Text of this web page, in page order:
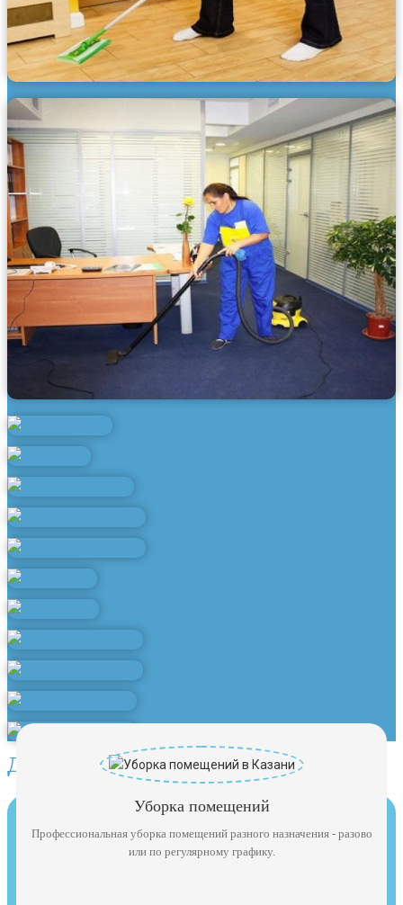
Другие услуги клининга
Уборка помещений
Профессиональная уборка помещений разного назначения - разово
или по регулярному графику.